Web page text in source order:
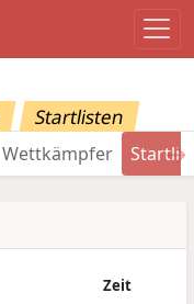
Startlisten
Wettkämpfer →
Zeit